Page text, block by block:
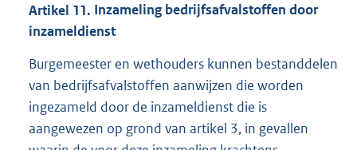
Artikel 11. Inzameling bedrijfsafvalstoffen door
inzameldienst
Burgemeester en wethouders kunnen bestanddelen
van bedrijfsafvalstoffen aanwijzen die worden
ingezameld door de inzameldienst die is
aangewezen op grond van artikel 3, in gevallen